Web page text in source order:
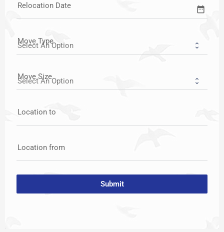
Relocation Date date_range
Move Type
Move Size
Location to
Location from
Submit